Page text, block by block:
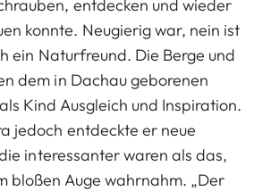
entdecken und wieder
konnte. Neugierig war, nein ist
ein Naturfreund. Die Berge und
dem in Dachau geborenen
Kind Ausgleich und Inspiration.
jedoch entdeckte er neue
interessanter waren als das,
bloßen Auge wahrnahm. „Der